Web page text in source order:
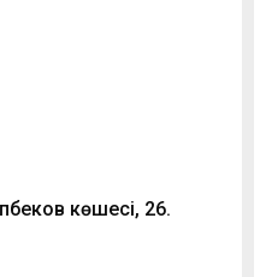
көшесі, 26.